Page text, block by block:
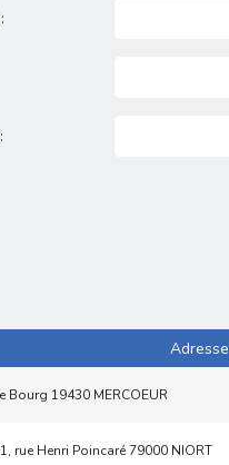
Adresse
Bourg 19430 MERCOEUR
rue Henri Poincaré 79000 NIORT